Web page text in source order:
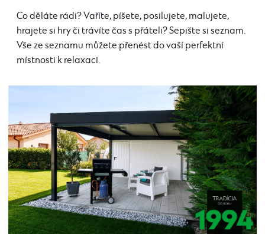
Co děláte rádi? Vaříte, píšete, posilujete, malujete,
hrajete si hry či trávíte čas s přáteli? Sepište si seznam.
Vše ze seznamu můžete přenést do vaší perfektní
místnosti k relaxaci.